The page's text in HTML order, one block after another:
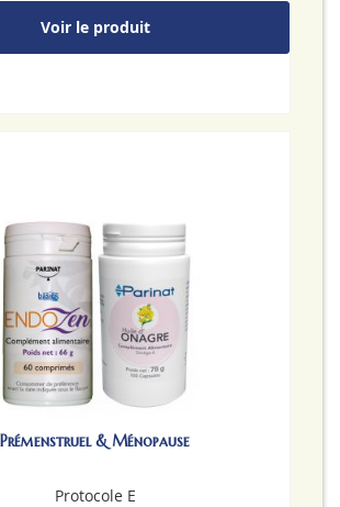
Voir le produit
Prémenstruel & Ménopause
Protocole E